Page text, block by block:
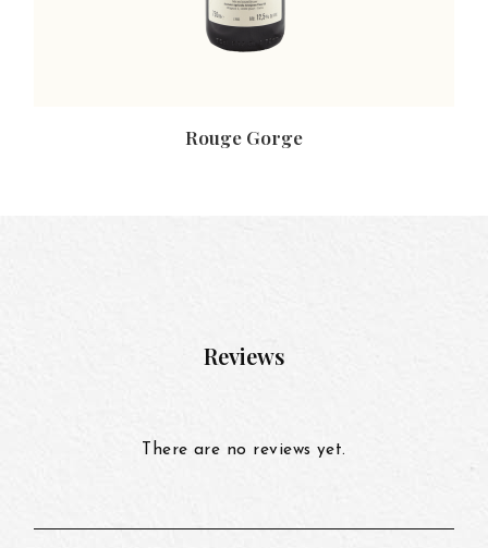
Rouge Gorge
Reviews
There are no reviews yet.